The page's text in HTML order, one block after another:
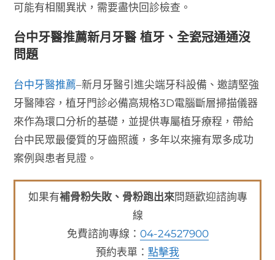
可能有相關異狀，需要盡快回診檢查。
台中牙醫推薦新月牙醫 植牙、全瓷冠通通沒
問題
台中牙醫推薦–新月牙醫引進尖端牙科設備、邀請堅強
牙醫陣容，植牙門診必備高規格3D電腦斷層掃描儀器
來作為環口分析的基礎，並提供專屬植牙療程，帶給
台中民眾最優質的牙齒照護，多年以來擁有眾多成功
案例與患者見證。
如果有補骨粉失敗、骨粉跑出來問題歡迎諮詢專
線
免費諮詢專線： 04-24527900
預約表單： 點擊我